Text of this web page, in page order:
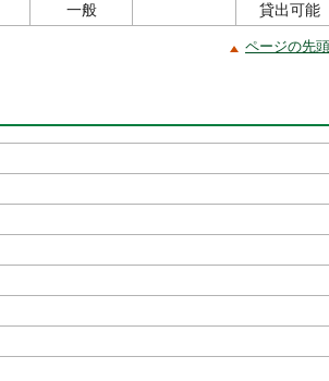
一般 貸出可能
ページの先